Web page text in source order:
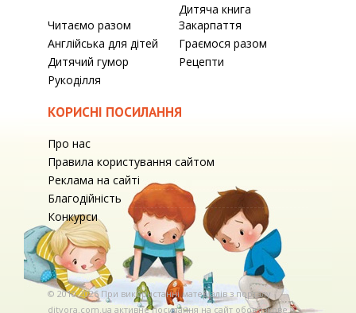
Читаємо разом
Дитяча книга
Закарпаття
Англійська для дітей
Граємося разом
Дитячий гумор
Рецепти
Рукоділля
КОРИСНІ ПОСИЛАННЯ
Про нас
Правила користування сайтом
Реклама на сайті
Благодійність
Конкурси
© 2010-2026 При використаннi матерiалiв з порталу
ditvora.com.ua активне посилання на сайт обов'язкове. .